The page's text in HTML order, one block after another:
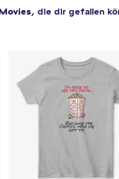
, die dir gefallen